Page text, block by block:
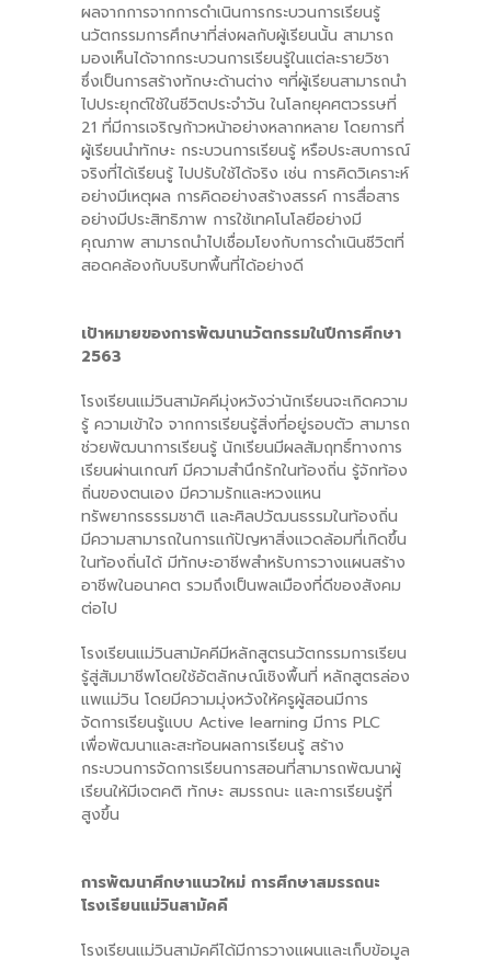
ผลจากการจากการดำเนินการกระบวนการเรียนรู้
นวัตกรรมการศึกษาที่ส่งผลกับผู้เรียนนั้น สามารถ
มองเห็นได้จากกระบวนการเรียนรู้ในแต่ละรายวิชา
ซึ่งเป็นการสร้างทักษะด้านต่าง ๆที่ผู้เรียนสามารถนำ
ไปประยุกต์ใช้ในชีวิตประจำวัน ในโลกยุคศตวรรษที่
21 ที่มีการเจริญก้าวหน้าอย่างหลากหลาย โดยการที่
ผู้เรียนนำทักษะ กระบวนการเรียนรู้ หรือประสบการณ์
จริงที่ได้เรียนรู้ ไปปรับใช้ได้จริง เช่น การคิดวิเคราะห์
อย่างมีเหตุผล การคิดอย่างสร้างสรรค์ การสื่อสาร
อย่างมีประสิทธิภาพ การใช้เทคโนโลยีอย่างมี
คุณภาพ สามารถนำไปเชื่อมโยงกับการดำเนินชีวิตที่
สอดคล้องกับบริบทพื้นที่ได้อย่างดี
เป้าหมายของการพัฒนานวัตกรรมในปีการศึกษา
2563
โรงเรียนแม่วินสามัคคีมุ่งหวังว่านักเรียนจะเกิดความ
รู้ ความเข้าใจ จากการเรียนรู้สิ่งที่อยู่รอบตัว สามารถ
ช่วยพัฒนาการเรียนรู้ นักเรียนมีผลสัมฤทธิ์ทางการ
เรียนผ่านเกณฑ์ มีความสำนึกรักในท้องถิ่น รู้จักท้อง
ถิ่นของตนเอง มีความรักและหวงแหน
ทรัพยากรธรรมชาติ และศิลปวัฒนธรรมในท้องถิ่น
มีความสามารถในการแก้ปัญหาสิ่งแวดล้อมที่เกิดขึ้น
ในท้องถิ่นได้ มีทักษะอาชีพสำหรับการวางแผนสร้าง
อาชีพในอนาคต รวมถึงเป็นพลเมืองที่ดีของสังคม
ต่อไป
โรงเรียนแม่วินสามัคคีมีหลักสูตรนวัตกรรมการเรียน
รู้สู่สัมมาชีพโดยใช้อัตลักษณ์เชิงพื้นที่ หลักสูตรล่อง
แพแม่วิน โดยมีความมุ่งหวังให้ครูผู้สอนมีการ
จัดการเรียนรู้แบบ Active learning มีการ PLC
เพื่อพัฒนาและสะท้อนผลการเรียนรู้ สร้าง
กระบวนการจัดการเรียนการสอนที่สามารถพัฒนาผู้
เรียนให้มีเจตคติ ทักษะ สมรรถนะ และการเรียนรู้ที่
สูงขึ้น
การพัฒนาศึกษาแนวใหม่ การศึกษาสมรรถนะ
โรงเรียนแม่วินสามัคคี
โรงเรียนแม่วินสามัคคีได้มีการวางแผนและเก็บข้อมูล